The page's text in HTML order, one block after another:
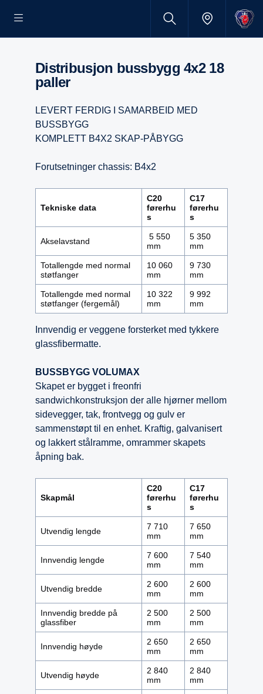
Distribusjon bussbygg 4x2 18
paller
LEVERT FERDIG I SAMARBEID MED
BUSSBYGG
KOMPLETT B4X2 SKAP-PÅBYGG
Forutsetninger chassis: B4x2
Tekniske data
C20
førerhu
s
C17
førerhu
s
Akselavstand
5 550
mm
5 350
mm
Totallengde med normal
støtfanger
10 060
mm
9 730
mm
Totallengde med normal
støtfanger (fergemål)
10 322
mm
9 992
mm
Innvendig er veggene forsterket med tykkere
glassfibermatte.
BUSSBYGG VOLUMAX
Skapet er bygget i freonfri
sandwichkonstruksjon der alle hjørner mellom
sidevegger, tak, frontvegg og gulv er
sammenstøpt til en enhet. Kraftig, galvanisert
og lakkert stålramme, omrammer skapets
åpning bak.
Skapmål
C20
førerhu
s
C17
førerhu
s
Utvendig lengde
7 710
mm
7 650
mm
Innvendig lengde
7 600
mm
7 540
mm
Utvendig bredde
2 600
mm
2 600
mm
Innvendig bredde på
glassfiber
2 500
mm
2 500
mm
Innvendig høyde
2 650
mm
2 650
mm
Utvendig høyde
2 840
mm
2 840
mm